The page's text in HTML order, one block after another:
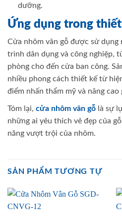
dưỡng.
Ứng dụng trong
Cửa nhôm vân gỗ được sử dụng
trình dân dụng và công nghiệp,
phòng cho đến cửa ban công.
nhiều phong cách thiết kế từ
điểm nhấn thẩm mỹ và nâng
Tóm lại, cửa nhôm vân gỗ là sự
những ai yêu thích vẻ đẹp của
năng vượt trội của nhôm.
SẢN PHẨM TƯƠNG TỰ